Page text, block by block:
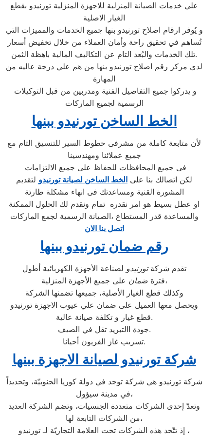
علي خدمات الصيانة المنزلية للاجهزة المنزلية تورنيدو بقطع
الغيار الاصلية
و يُوفر ارقام اصلاح تورنيدو بنها جميع الخدمات والمميزات التي
تُساهم في تحقيق راحة وأمان العملاء من خلال تخفيض أسعار
تلك الخدمات والبُعد التام عن التكاليف المالية باهظة الثمن.
لدي مركز رقم اصلاح تورنيدو بنها من هم علي درجة عاليه من
المهارة
الرسمية لجميع الماركات
الخط الساخن تورنيدو ببنها
لأن متابعة كاملة من مشرفى خطوط السير للتنسيق التام مع
جميع عملائنا ومهندسينا
فى جميع المحافظات للحفاظ على جميع الالتزامات
لكن اتصالك بنا على الخط الساخن لصيانة تورنيدو لتقديم
المشورة القنية ومساعدتك فى انهاء مشكلة طارئة
او عطل بسيط هو امر نقدره تمام ونقدم لك الحلول الممكنة
والمساعدة قدر المستطاع ،الصيانة الرسمية لجمع الماركات
اتصل بنا الان
رقم ضمان تورنيدو ببنها
تقدم شركةتورنيدو لصناعة الأجهزة الكهربائية أطول
فترةضمان
على جميع الأجهزة المنزلية،
وكذلك قطع الغيار الأصلية، جميعها تضمنها الشركة
ويحصل معها العميل على ضمان علي عيوب الاجهزة تورنيدو
قطع غيار و تكلفة صيانة عالية.
جودة االتبريد تقل في الصيف.
تسريب غاز الفريون أحيانا.
شركة تورنيدو لصيانة الاجهزة ببنها
شركة تورنيدو هي شركة توجد في دولة كوريا الجنوبيّة، وتحديداً
في مدينة سيؤول،
وتعدّ إحدى الشركات متعددة الجنسيات، وتضم الشركة العديد
من الشركات التابعة لها،
إذ تتّحد هذه الشركات تحت العلامة التجاريّة لـ تورنيدو ،